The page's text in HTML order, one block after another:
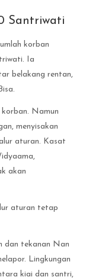
Santriwati
korban
Ia
belakang rentan,
Namun
menyisakan
aturan. Kasat
akan
aturan tetap
dan tekanan Nan
Lingkungan
kiai dan santri,